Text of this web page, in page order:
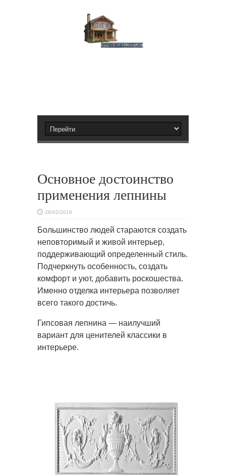
Основное достоинство
применения лепнины
28/02/2016
Большинство людей стараются создать
неповторимый и живой интерьер,
поддерживающий определенный стиль.
Подчеркнуть особенность, создать
комфорт и уют, добавить роскошества.
Именно отделка интерьера позволяет
всего такого достичь.
Гипсовая лепнина — наилучший
вариант для ценителей классики в
интерьере.